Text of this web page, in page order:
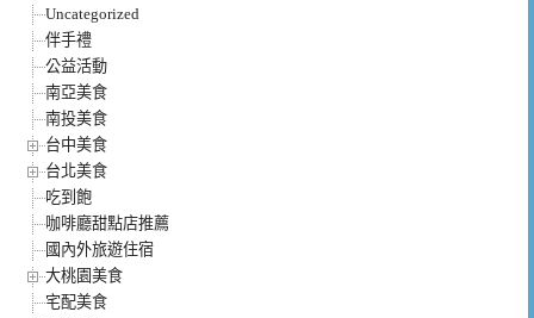
Uncategorized
伴手禮
公益活動
南亞美食
南投美食
台中美食
台北美食
吃到飽
咖啡廳甜點店推薦
國內外旅遊住宿
大桃園美食
宅配美食